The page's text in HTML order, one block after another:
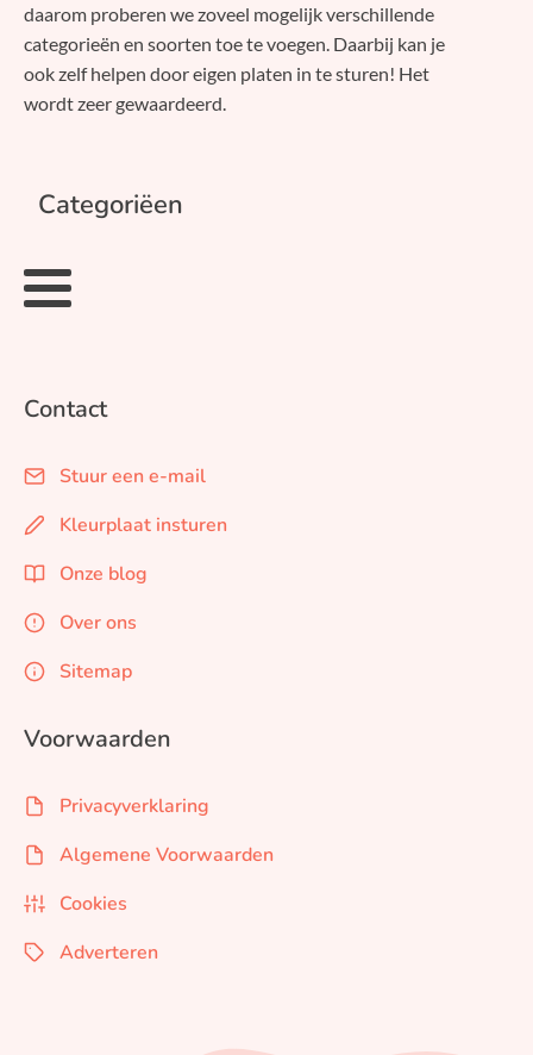
daarom proberen we zoveel mogelijk verschillende
categorieën en soorten toe te voegen. Daarbij kan je
ook zelf helpen door eigen platen in te sturen! Het
wordt zeer gewaardeerd.
Categoriëen
Contact
Stuur een e-mail
Kleurplaat insturen
Onze blog
Over ons
Sitemap
Voorwaarden
Privacyverklaring
Algemene Voorwaarden
Cookies
Adverteren